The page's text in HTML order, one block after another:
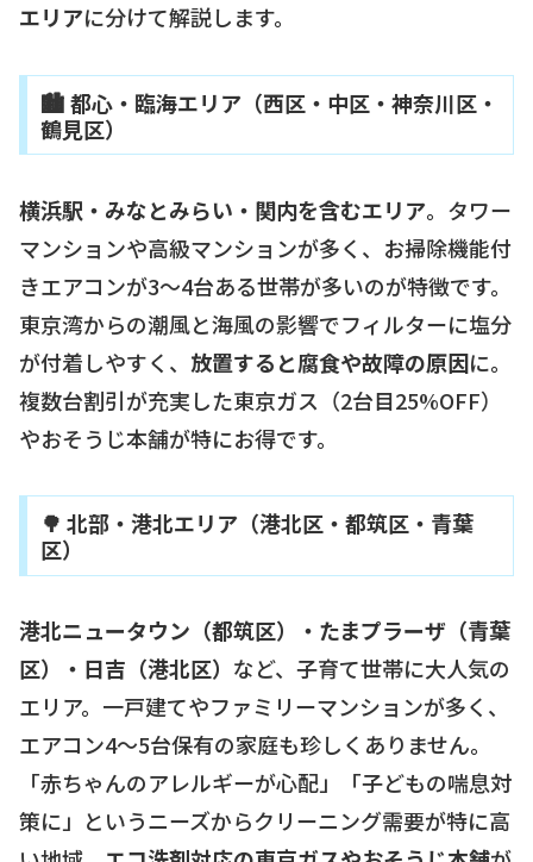
エリアに分けて解説します。
🏙 都心・臨海エリア（西区・中区・神奈川区・
鶴見区）
横浜駅・みなとみらい・関内を含むエリア。タワー
マンションや高級マンションが多く、お掃除機能付
きエアコンが3〜4台ある世帯が多いのが特徴です。
東京湾からの潮風と海風の影響でフィルターに塩分
が付着しやすく、 放置すると腐食や故障の原因に。
複数台割引が充実した東京ガス（2台目25%OFF）
やおそうじ本舗が特にお得です。
🌳 北部・港北エリア（港北区・都筑区・青葉
区）
港北ニュータウン（都筑区）・たまプラーザ（青葉
区）・日吉（港北区） など、子育て世帯に大人気の
エリア。一戸建てやファミリーマンションが多く、
エアコン4〜5台保有の家庭も珍しくありません。
「赤ちゃんのアレルギーが心配」「子どもの喘息対
策に」というニーズからクリーニング需要が特に高